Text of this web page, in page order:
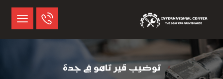
توضيب قير تاهو في جدة